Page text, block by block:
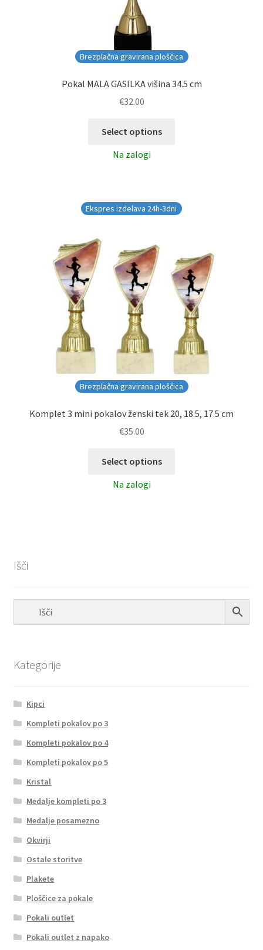
Brezplačna gravirana ploščica
Pokal MALA GASILKA višina 34.5 cm
€32.00
Select options
Na zalogi
Brezplačna gravirana ploščica
Ekspres izdelava 24h-3dni
Komplet 3 mini pokalov ženski tek 20, 18.5, 17.5 cm
€35.00
Select options
Na zalogi
Išči
Kategorije
Kipci
Kompleti pokalov po 3
Kompleti pokalov po 4
Kompleti pokalov po 5
Kristal
Medalje kompleti po 3
Medalje posamezno
Okvirji
Ostale storitve
Plakete
Ploščice za pokale
Pokali outlet
Pokali outlet z napako